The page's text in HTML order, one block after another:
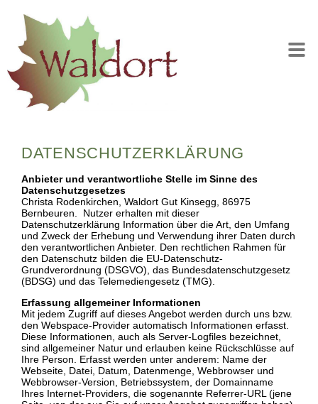
DATENSCHUTZERKLÄRUNG
Anbieter und verantwortliche Stelle im Sinne des
Datenschutzgesetzes
Christa Rodenkirchen, Waldort Gut Kinsegg, 86975
Bernbeuren. Nutzer erhalten mit dieser
Datenschutzerklärung Information über die Art, den Umfang
und Zweck der Erhebung und Verwendung ihrer Daten durch
den verantwortlichen Anbieter. Den rechtlichen Rahmen für
den Datenschutz bilden die EU-Datenschutz-
Grundverordnung (DSGVO), das Bundesdatenschutzgesetz
(BDSG) und das Telemediengesetz (TMG).
Erfassung allgemeiner Informationen
Mit jedem Zugriff auf dieses Angebot werden durch uns bzw.
den Webspace-Provider automatisch Informationen erfasst.
Diese Informationen, auch als Server-Logfiles bezeichnet,
sind allgemeiner Natur und erlauben keine Rückschlüsse auf
Ihre Person. Erfasst werden unter anderem: Name der
Webseite, Datei, Datum, Datenmenge, Webbrowser und
Webbrowser-Version, Betriebssystem, der Domainname
Ihres Internet-Providers, die sogenannte Referrer-URL (jene